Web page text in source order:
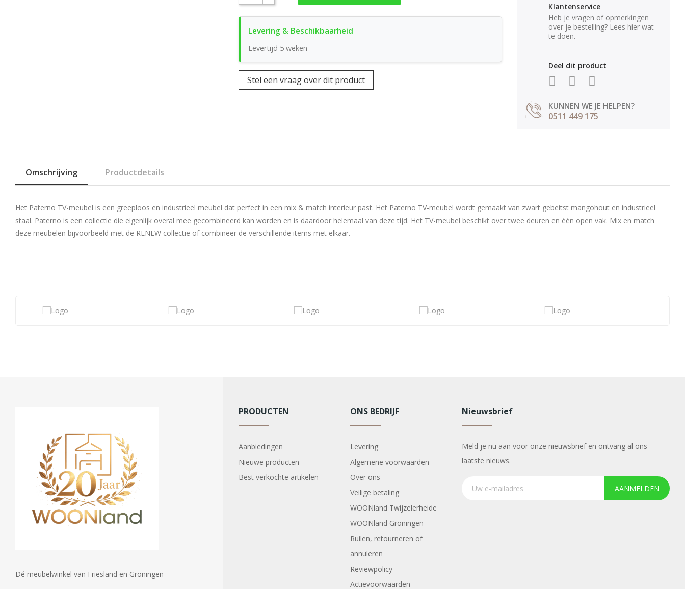
Levertijd 5 weken
Stel een vraag over dit product
Klantenservice
Heb je vragen of opmerkingen
over je bestelling? Lees hier wat
te doen.
Deel dit product
KUNNEN WE JE HELPEN?
0511 449 175
Omschrijving Productdetails
Het Paterno TV-meubel is een greeploos en industrieel meubel dat perfect in een mix & match interieur past. Het Paterno TV-meubel wordt gemaakt van zwart gebeitst mangohout en industrieel
staal. Paterno is een collectie die eigenlijk overal mee gecombineerd kan worden en is daardoor helemaal van deze tijd. Het TV-meubel beschikt over twee deuren en één open vak. Mix en match
deze meubelen bijvoorbeeld met de RENEW collectie of combineer de verschillende items met elkaar.
Dé meubelwinkel van Friesland en Groningen
PRODUCTEN
Aanbiedingen
Nieuwe producten
Best verkochte artikelen
ONS BEDRIJF
Levering
Algemene voorwaarden
Over ons
Veilige betaling
WOONland Twijzelerheide
WOONland Groningen
Ruilen, retourneren of
annuleren
Reviewpolicy
Actievoorwaarden
Nieuwsbrief
Meld je nu aan voor onze nieuwsbrief en ontvang al ons
laatste nieuws.
AANMELDEN